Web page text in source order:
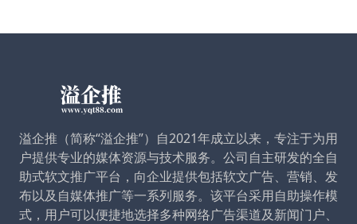
溢企推（简称“溢企推”）自2021年成立以来，专注于为用
户提供专业的媒体资源与技术服务。公司自主研发的全自
助式软文推广平台，向企业提供包括软文广告、营销、发
布以及自媒体推广等一系列服务。该平台采用自助操作模
式，用户可以便捷地选择多种网络广告渠道及新闻门户、